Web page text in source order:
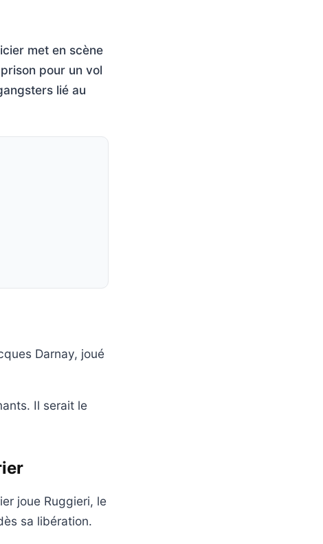
met en scène
pour un vol
lié au
Darnay, joué
Il serait le
joue Ruggieri, le
sa libération.